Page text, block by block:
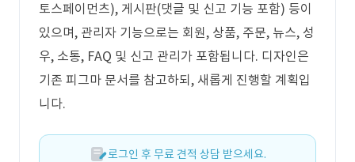
토스페이먼츠), 게시판(댓글 및 신고 기능 포함) 등이
있으며, 관리자 기능으로는 회원, 상품, 주문, 뉴스, 성
우, 소통, FAQ 및 신고 관리가 포함됩니다. 디자인은
기존 피그마 문서를 참고하되, 새롭게 진행할 계획입
니다.
로그인 후 무료 견적 상담 받으세요.